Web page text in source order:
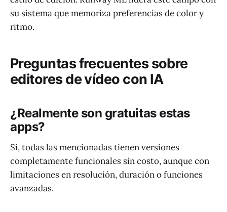
su sistema que memoriza preferencias de color y
ritmo.
Preguntas frecuentes sobre
editores de vídeo con IA
¿Realmente son gratuitas estas
apps?
Sí, todas las mencionadas tienen versiones
completamente funcionales sin costo, aunque con
limitaciones en resolución, duración o funciones
avanzadas.